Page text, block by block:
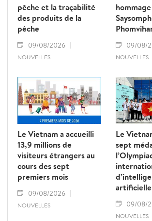
pêche et la traçabilité
des produits de la
pêche
09/08/2026
NOUVELLES
09/08/
NOUVELLES
Le Vietnam a accueilli
13,9 millions de
visiteurs étrangers au
cours des sept
premiers mois
09/08/2026
NOUVELLES
Le
sept
artificielle
09/08/
NOUVELLES